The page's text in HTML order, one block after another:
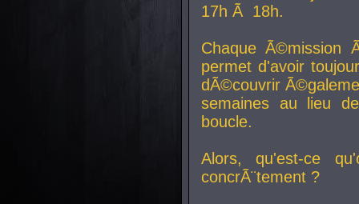
17h Ã 18h.
Chaque Ã©mission
permet d'avoir
dÃ©couvrir
semaines au lieu
boucle.
Alors, qu'est-ce
concrÃ¨tement ?